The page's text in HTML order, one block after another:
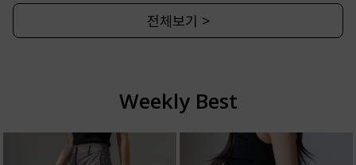
전체보기 >
Weekly Best